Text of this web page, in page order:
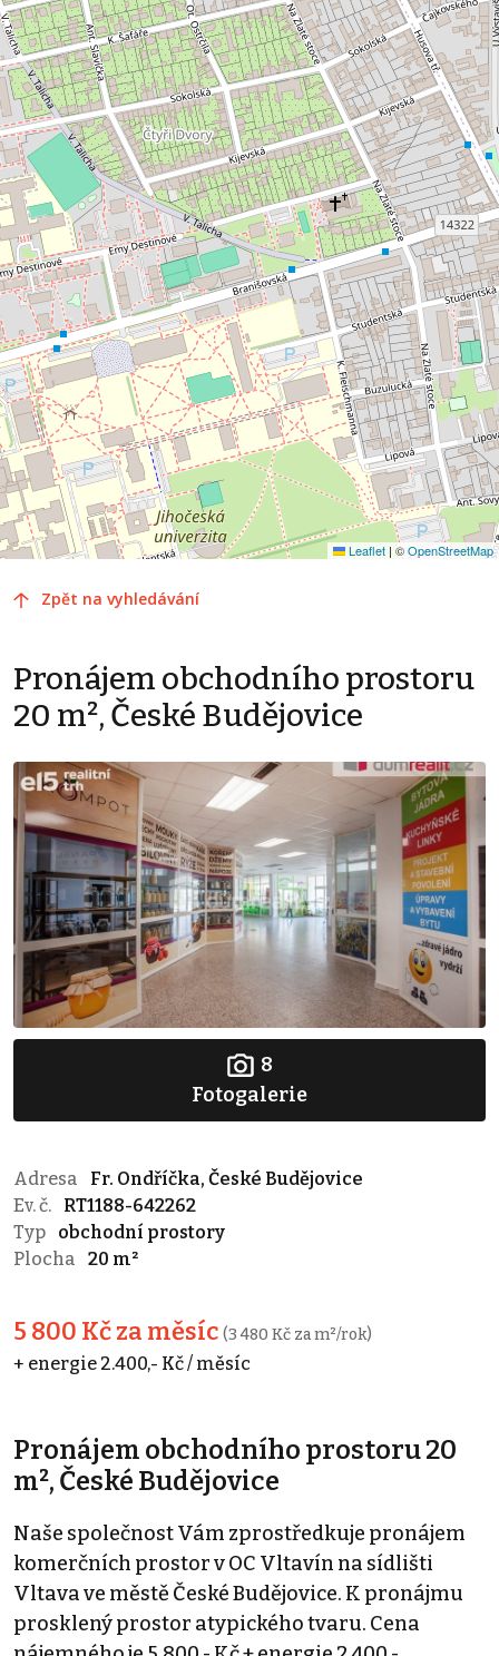
Leaflet | ©OpenStreetMap
Zpět na vyhledávání
Pronájem obchodního prostoru
20 m², České Budějovice
8
Fotogalerie
Adresa
Fr. Ondříčka, České Budějovice
Ev. č.
RT1188-642262
Typ
obchodní prostory
Plocha
20 m²
5 800 Kč za měsíc (3 480 Kč za m²/rok)
+ energie 2.400,- Kč / měsíc
Pronájem obchodního prostoru 20
m², České Budějovice
Naše společnost Vám zprostředkuje pronájem
komerčních prostor v OC Vltavín na sídlišti
Vltava ve městě České Budějovice. K pronájmu
prosklený prostor atypického tvaru. Cena